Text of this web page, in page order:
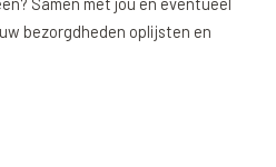
bezorgdheden oplijsten en